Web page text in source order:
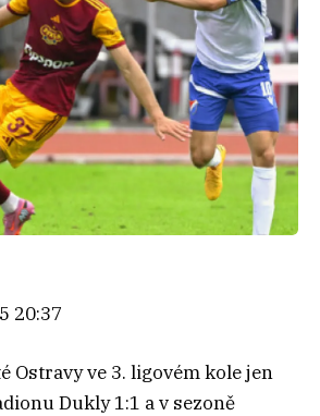
20:37
Ostravy ve 3. ligovém kole jen
Dukly 1:1 a v sezoně